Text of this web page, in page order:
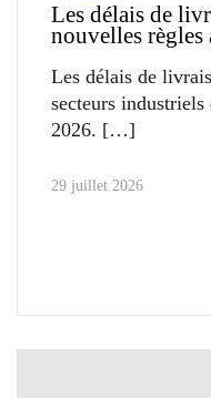
Les délais de
nouvelles
Les délais de
secteurs industriels
2026.
29 juillet 2026